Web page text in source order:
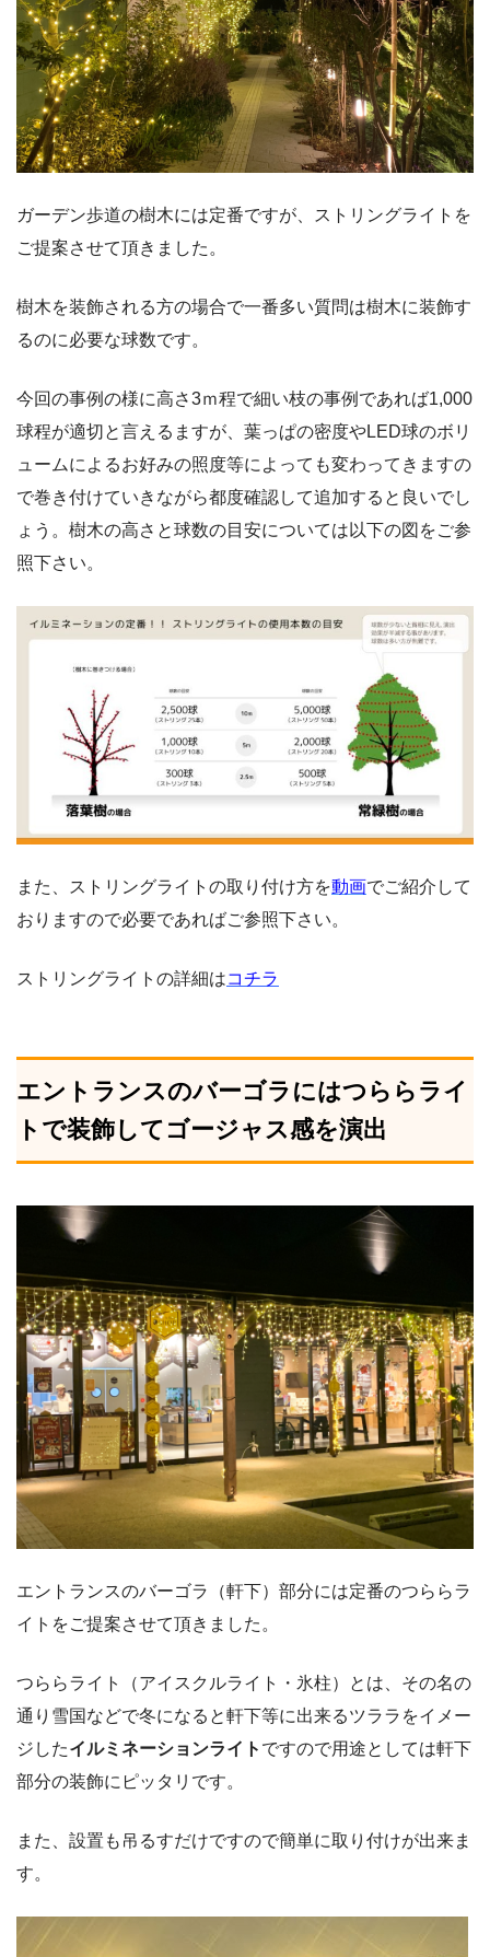
ガーデン歩道の樹木には定番ですが、ストリングライトを
ご提案させて頂きました。
樹木を装飾される方の場合で一番多い質問は樹木に装飾す
るのに必要な球数です。
今回の事例の様に高さ3ｍ程で細い枝の事例であれば1,000
球程が適切と言えるますが、葉っぱの密度やLED球のボリ
ュームによるお好みの照度等によっても変わってきますの
で巻き付けていきながら都度確認して追加すると良いでし
ょう。樹木の高さと球数の目安については以下の図をご参
照下さい。
また、ストリングライトの取り付け方を動画でご紹介して
おりますので必要であればご参照下さい。
ストリングライトの詳細はコチラ
エントランスのバーゴラにはつららライ
トで装飾してゴージャス感を演出
エントランスのバーゴラ（軒下）部分には定番のつららラ
イトをご提案させて頂きました。
つららライト（アイスクルライト・氷柱）とは、その名の
通り雪国などで冬になると軒下等に出来るツララをイメー
ジしたイルミネーションライト ですので用途としては軒下
部分の装飾にピッタリです。
また、設置も吊るすだけですので簡単に取り付けが出来ま
す。